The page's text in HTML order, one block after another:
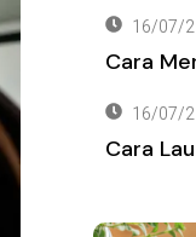
16/07/
Cara
16/07/
Cara